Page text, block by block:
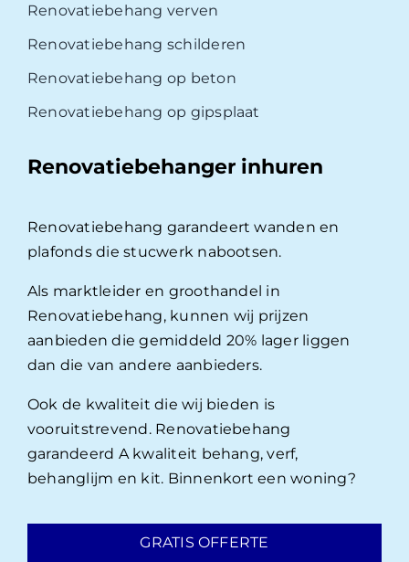
Renovatiebehang verven
Renovatiebehang schilderen
Renovatiebehang op beton
Renovatiebehang op gipsplaat
Renovatiebehanger inhuren
Renovatiebehang garandeert wanden en
plafonds die stucwerk nabootsen.
Als marktleider en groothandel in
Renovatiebehang, kunnen wij prijzen
aanbieden die gemiddeld 20% lager liggen
dan die van andere aanbieders.
Ook de kwaliteit die wij bieden is
vooruitstrevend. Renovatiebehang
garandeerd A kwaliteit behang, verf,
behanglijm en kit. Binnenkort een woning?
GRATIS OFFERTE